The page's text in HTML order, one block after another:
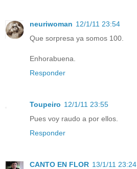
neuriwoman 12/1/11 23:54
Que sorpresa ya somos 100.
Enhorabuena.
Responder
Toupeiro 12/1/11 23:55
Pues voy raudo a por ellos.
Responder
CANTO EN FLOR 13/1/11 23:24